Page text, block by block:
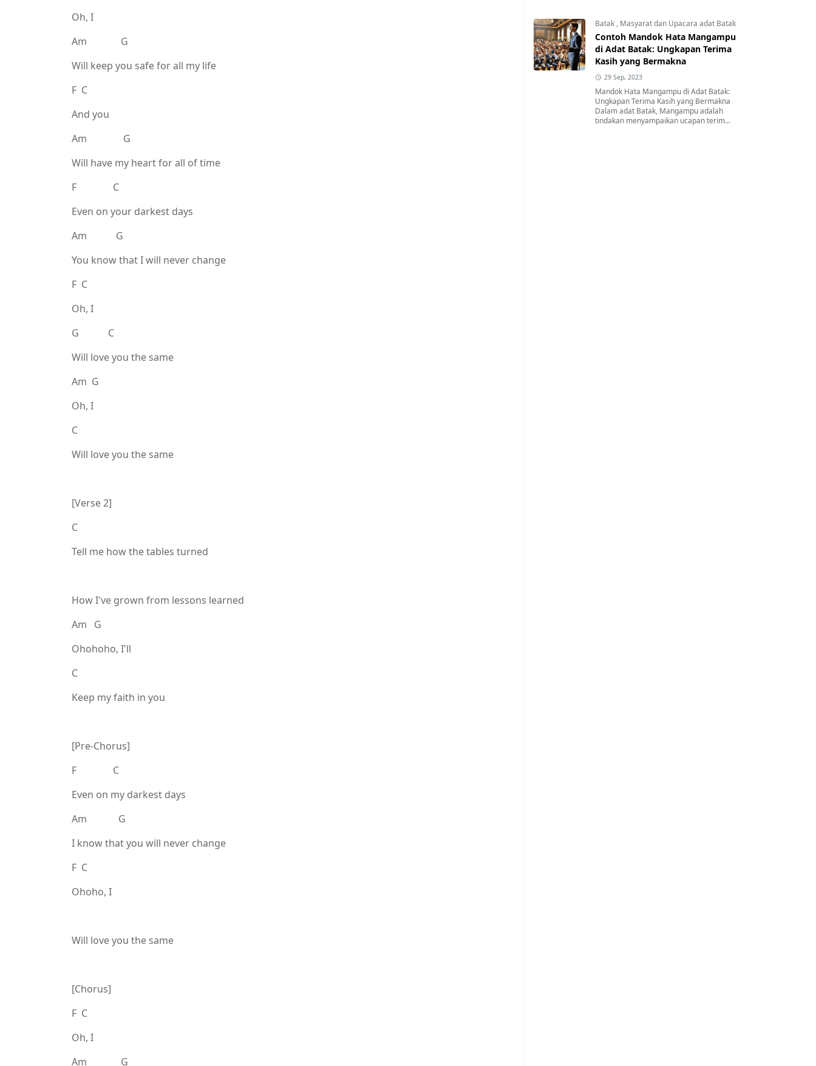
Oh, I
Am G
Will keep you safe for all my life
F C
And you
Am G
Will have my heart for all of time
F C
Even on your darkest days
Am G
You know that I will never change
F C
Oh, I
G C
Will love you the same
Am G
Oh, I
C
Will love you the same
[Verse 2]
C
Tell me how the tables turned
How I've grown from lessons learned
Am G
Ohohoho, I'll
C
Keep my faith in you
[Pre-Chorus]
F C
Even on my darkest days
Am G
I know that you will never change
F C
Ohoho, I
Will love you the same
[Chorus]
F C
Oh, I
Am G
Batak , Masyarat dan Upacara adat Batak
Contoh Mandok Hata Mangampu
di Adat Batak: Ungkapan Terima
Kasih yang Bermakna
29 Sep, 2023
Mandok Hata Mangampu di Adat Batak:
Ungkapan Terima Kasih yang Bermakna
Dalam adat Batak, Mangampu adalah
tindakan menyampaikan ucapan terim...